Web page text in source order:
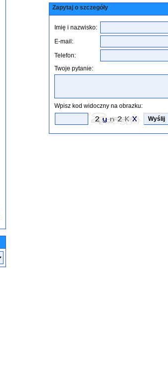
Zapytaj o szczegóły
Imię i nazwisko:
E-mail:
Telefon:
Twoje pytanie:
Wpisz kod widoczny na obrazku: